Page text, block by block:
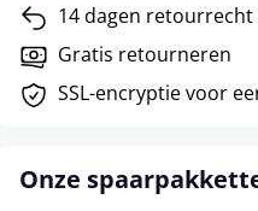
14 dagen retourrecht
Gratis retourneren
SSL-encryptie voor
Onze